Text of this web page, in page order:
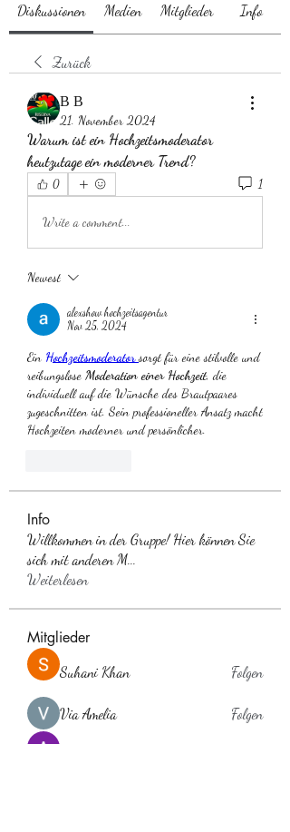
Diskussionen Medien Mitglieder Info
Zurück
В В
21. November 2024
Warum ist ein Hochzeitsmoderator
heutzutage ein moderner Trend?
0 1
Write a comment...
Newest
alexshow hochzeitsagentur
Nov 25, 2024
Ein Hochzeitsmoderator sorgt für eine stilvolle und
reibungslose Moderation einer Hochzeit, die
individuell auf die Wünsche des Brautpaares
zugeschnitten ist. Sein professioneller Ansatz macht
Hochzeiten moderner und persönlicher.
Info
Willkommen in der Gruppe! Hier können Sie
sich mit anderen M
Weiterlesen
Mitglieder
Suhani Khan Folgen
Via Amelia Folgen